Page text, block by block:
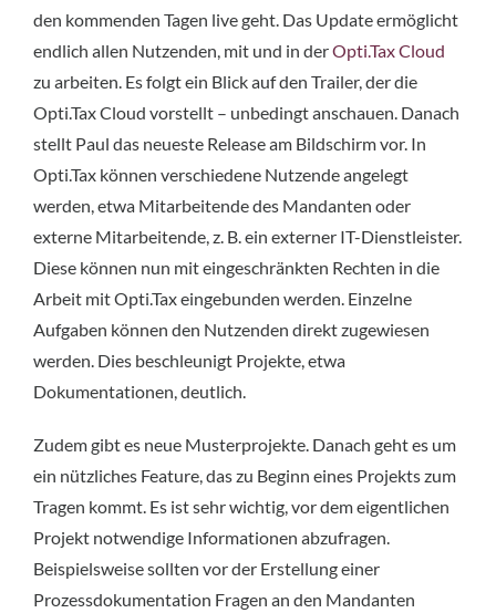
den kommenden Tagen live geht. Das Update ermöglicht
endlich allen Nutzenden, mit und in derOpti.Tax Cloud
zu arbeiten. Es folgt ein Blick auf den Trailer, der die
Opti.Tax Cloud vorstellt – unbedingt anschauen. Danach
stellt Paul das neueste Release am Bildschirm vor. In
Opti.Tax können verschiedene Nutzende angelegt
werden, etwa Mitarbeitende des Mandanten oder
externe Mitarbeitende, z. B. ein externer IT-Dienstleister.
Diese können nun mit eingeschränkten Rechten in die
Arbeit mit Opti.Tax eingebunden werden. Einzelne
Aufgaben können den Nutzenden direkt zugewiesen
werden. Dies beschleunigt Projekte, etwa
Dokumentationen, deutlich.
Zudem gibt es neue Musterprojekte. Danach geht es um
ein nützliches Feature, das zu Beginn eines Projekts zum
Tragen kommt. Es ist sehr wichtig, vor dem eigentlichen
Projekt notwendige Informationen abzufragen.
Beispielsweise sollten vor der Erstellung einer
Prozessdokumentation Fragen an den Mandanten